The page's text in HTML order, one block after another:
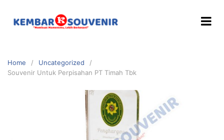
Home
Uncategorized
Souvenir Untuk Perpisahan PT Timah Tbk